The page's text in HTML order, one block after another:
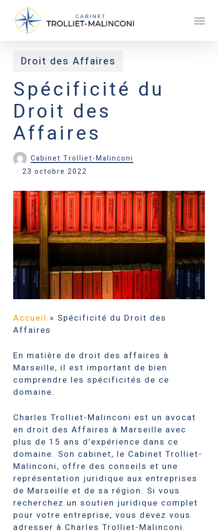
main
Droit des Affaires
Spécificité du
Droit des
Affaires
Cabinet Trolliet-Malinconi
23 octobre 2022
Accueil » Spécificité du Droit des
Affaires
En matière de droit des affaires à
Marseille, il est important de bien
comprendre les spécificités de ce
domaine.
Charles Trolliet-Malinconi est un avocat
en droit des Affaires à Marseille avec
plus de 15 ans d’expérience dans ce
domaine. Son cabinet, le Cabinet Trolliet-
Malinconi, offre des conseils et une
représentation juridique aux entreprises
de Marseille et de sa région. Si vous
recherchez un soutien juridique complet
pour votre entreprise, vous devez vous
adresser à Charles Trolliet-Malinconi.